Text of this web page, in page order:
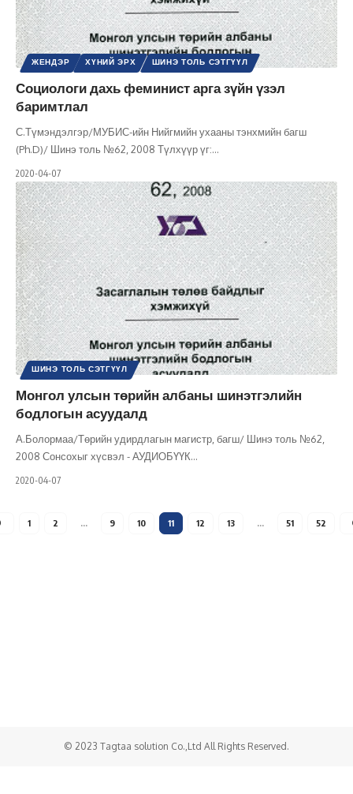
ЖЕНДЭР ХҮНИЙ ЭРХ ШИНЭ ТОЛЬ СЭТГҮҮЛ
Социологи дахь феминист арга зүйн үзэл
баримтлал
С.Түмэндэлгэр/МУБИС-ийн Нийгмийн ухааны тэнхмийн багш
(Ph.D)/ Шинэ толь №62, 2008 Түлхүүр үг:…
2020-04-07
ШИНЭ ТОЛЬ СЭТГҮҮЛ
Монгол улсын төрийн албаны шинэтгэлийн
бодлогын асуудалд
А.Болормаа/Төрийн удирдлагын магистр, багш/ Шинэ толь №62,
2008 Сонсохыг хүсвэл - АУДИОБҮҮК…
2020-04-07
1 2 … 9 10 11 12 13 … 51 52
© 2023 Tagtaa solution Co.,Ltd All Rights Reserved.